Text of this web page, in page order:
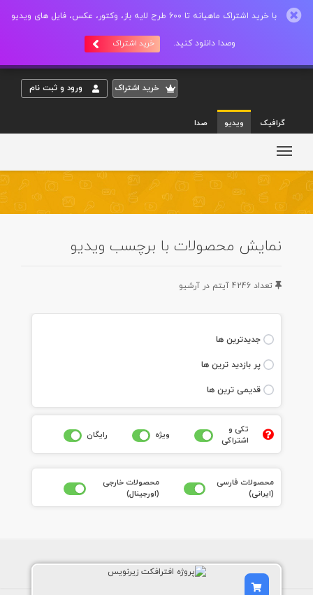
با خرید اشتراک ماهیانه تا 600 طرح لایه باز، وکتور، عکس، فایل های ویدیو
وصدا دانلود کنید. خرید اشتراک
خريد اشتراک ورود و ثبت نام
گرافیک ویدیو صدا
نمایش محصولات با برچسب ویدیو
تعداد 4246 آيتم در آرشيو
جديدترين ها
پر بازديد ترين ها
قديمی ترين ها
تکی و
اشتراکی
ويژه رايگان
محصولات فارسی
(ايرانی)
محصولات خارجی
(اورجينال)